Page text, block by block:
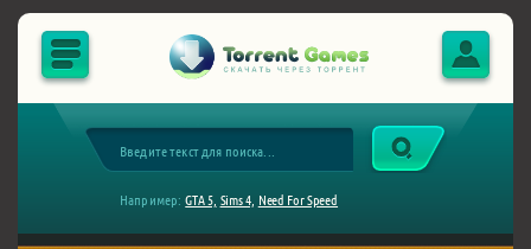
Например: GTA 5, Sims 4, Need For Speed